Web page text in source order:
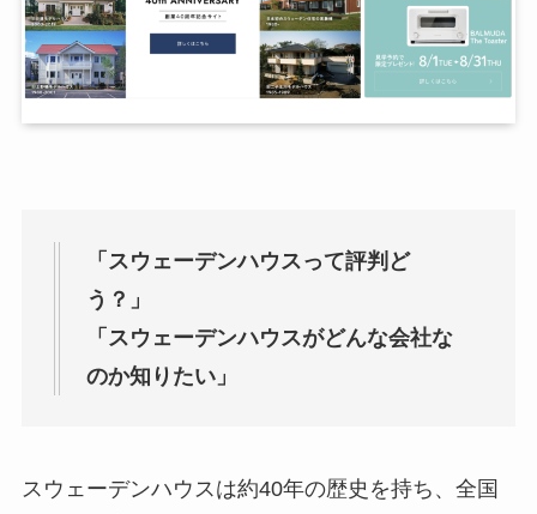
「スウェーデンハウスって評判ど
う？」
「スウェーデンハウスがどんな会社な
のか知りたい」
スウェーデンハウスは約40年の歴史を持ち、全国